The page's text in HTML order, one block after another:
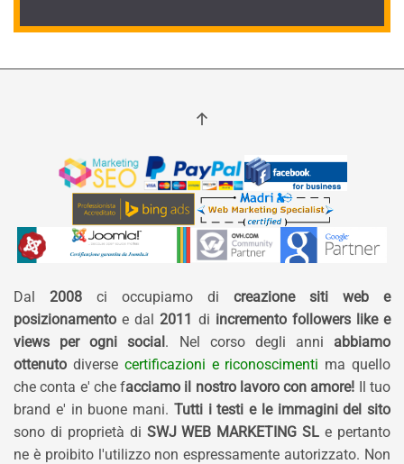
Dal 2008 ci occupiamo di creazione siti web e
posizionamento e dal 2011 di incremento followers like e
views per ogni social. Nel corso degli anni abbiamo
ottenuto diverse certificazioni e riconoscimenti ma quello
che conta e' che facciamo il nostro lavoro con amore! Il tuo
brand e' in buone mani. Tutti i testi e le immagini del sito
sono di proprietà di SWJ WEB MARKETING SL e pertanto
ne è proibito l'utilizzo non espressamente autorizzato. Non